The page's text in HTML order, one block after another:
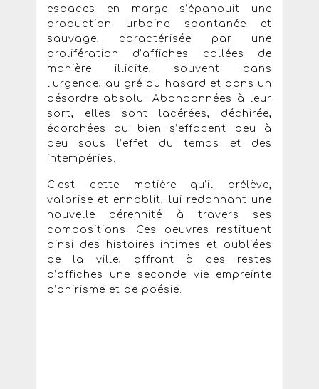
espaces en marge s’épanouit une
production urbaine spontanée et
sauvage, caractérisée par une
prolifération d’affiches collées de
manière illicite, souvent dans
l’urgence, au gré du hasard et dans un
désordre absolu. Abandonnées à leur
sort, elles sont lacérées, déchirée,
écorchées ou bien s’effacent peu à
peu sous l’effet du temps et des
intempéries.
C’est cette matière qu’il prélève,
valorise et ennoblit, lui redonnant une
nouvelle pérennité à travers ses
compositions. Ces oeuvres restituent
ainsi des histoires intimes et oubliées
de la ville, offrant à ces restes
d’affiches une seconde vie empreinte
d’onirisme et de poésie.